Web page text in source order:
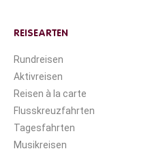
REISEARTEN
Rundreisen
Aktivreisen
Reisen à la carte
Flusskreuzfahrten
Tagesfahrten
Musikreisen